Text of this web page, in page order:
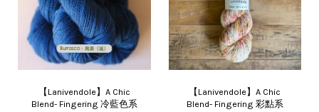
【Lanivendole】A Chic
Blend- Fingering 冷藍色系
【Lanivendole】A Chic
Blend- Fingering 彩點系